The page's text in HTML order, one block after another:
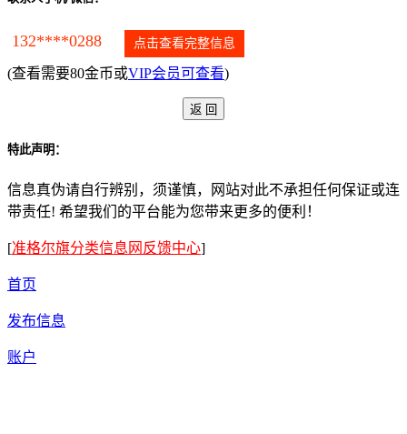
132****0288 点击查看完整信息
(查看需要80金币或VIP会员可查看)
特此声明：
信息真伪请自行辨别，须谨慎，网站对此不承担任何保证或连
带责任! 希望我们的平台能为您带来更多的便利！
[准格尔旗分类信息网反馈中心]
首页
发布信息
账户